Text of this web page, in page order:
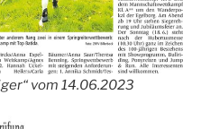
vom 14.06.2023